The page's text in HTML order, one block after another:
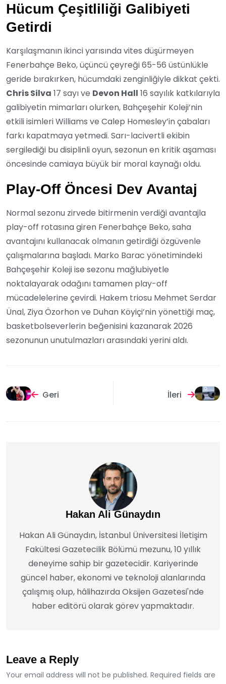
Hücum Çeşitliliği Galibiyeti
Getirdi
Karşılaşmanın ikinci yarısında vites düşürmeyen
Fenerbahçe Beko, üçüncü çeyreği 65-56 üstünlükle
geride bırakırken, hücumdaki zenginliğiyle dikkat çekti.
Chris Silva 17 sayı ve Devon Hall 16 sayılık katkılarıyla
galibiyetin mimarları olurken, Bahçeşehir Koleji’nin
etkili isimleri Williams ve Calep Homesley’in çabaları
farkı kapatmaya yetmedi. Sarı-lacivertli ekibin
sergilediği bu disiplinli oyun, sezonun en kritik aşaması
öncesinde camiaya büyük bir moral kaynağı oldu.
Play-Off Öncesi Dev Avantaj
Normal sezonu zirvede bitirmenin verdiği avantajla
play-off rotasına giren Fenerbahçe Beko, saha
avantajını kullanacak olmanın getirdiği özgüvenle
çalışmalarına başladı. Marko Barac yönetimindeki
Bahçeşehir Koleji ise sezonu mağlubiyetle
noktalayarak odağını tamamen play-off
mücadelelerine çevirdi. Hakem triosu Mehmet Serdar
Ünal, Ziya Özorhon ve Duhan Köyiçi’nin yönettiği maç,
basketbolseverlerin beğenisini kazanarak 2026
sezonunun unutulmazları arasındaki yerini aldı.
Geri İleri
Hakan Ali Günaydın
Hakan Ali Günaydın, İstanbul Üniversitesi İletişim
Fakültesi Gazetecilik Bölümü mezunu, 10 yıllık
deneyime sahip bir gazetecidir. Kariyerinde
güncel haber, ekonomi ve teknoloji alanlarında
çalışmış olup, hâlihazırda Oksijen Gazetesi'nde
haber editörü olarak görev yapmaktadır.
Leave a Reply
Your email address will not be published. Required fields are